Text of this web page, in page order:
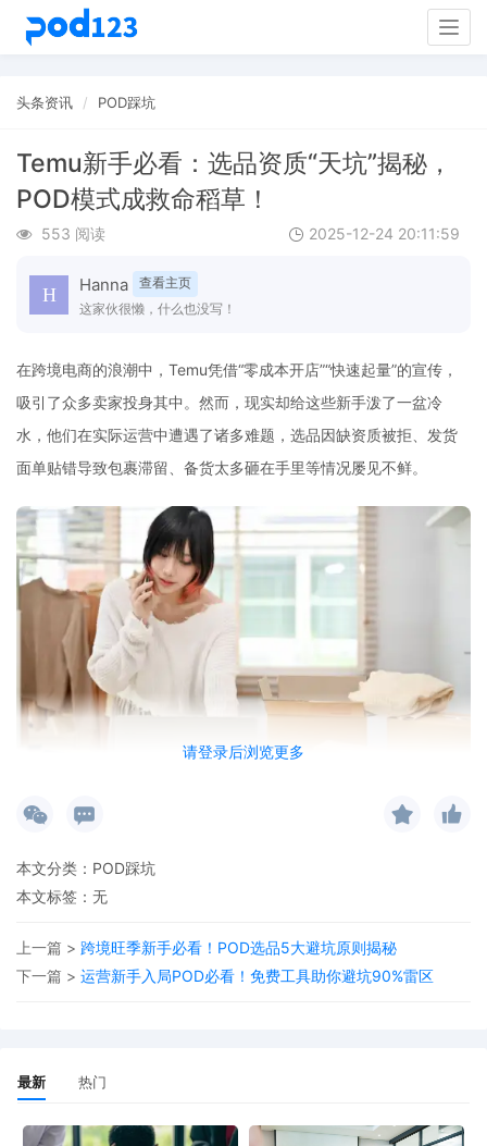
头条资讯 POD踩坑
Temu新手必看：选品资质“天坑”揭秘，
POD模式成救命稻草！
553 阅读 2025-12-24 20:11:59
Hanna
查看主页
这家伙很懒，什么也没写！
请登录后浏览更多
在跨境电商的浪潮中，Temu凭借“零成本开店”“快速起量”的宣传，
吸引了众多卖家投身其中。然而，现实却给这些新手泼了一盆冷
水，他们在实际运营中遭遇了诸多难题，选品因缺资质被拒、发货
面单贴错导致包裹滞留、备货太多砸在手里等情况屡见不鲜。
跨境生意环节复杂，每个环节都可能成为新手前进的绊脚石。不
手卖家提供了一条可行的出路。
本文分类： POD踩坑
本文标签：无
上一篇 > 跨境旺季新手必看！POD选品5大避坑原则揭秘
下一篇 > 运营新手入局POD必看！免费工具助你避坑90%雷区
最新 热门